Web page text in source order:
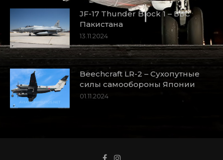
JF-17 Thunder Block 1 – ВВС
Пакистана
13.11.2024
Beechcraft LR-2 – Сухопутные
силы самообороны Японии
01.11.2024